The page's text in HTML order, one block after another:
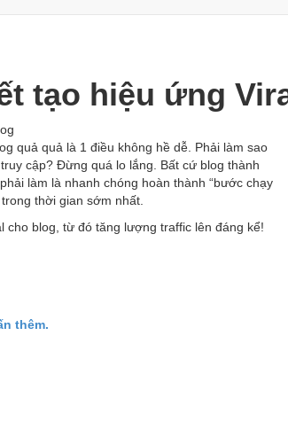
tạo hiệu ứng
quả quả là 1 điều không hề dễ. Phải làm sao
cập? Đừng quá lo lắng. Bất cứ blog thành
làm là nhanh chóng hoàn thành “bước chạy
thời gian sớm nhất.
cho blog, từ đó tăng lượng traffic lên đáng kể!
thêm.